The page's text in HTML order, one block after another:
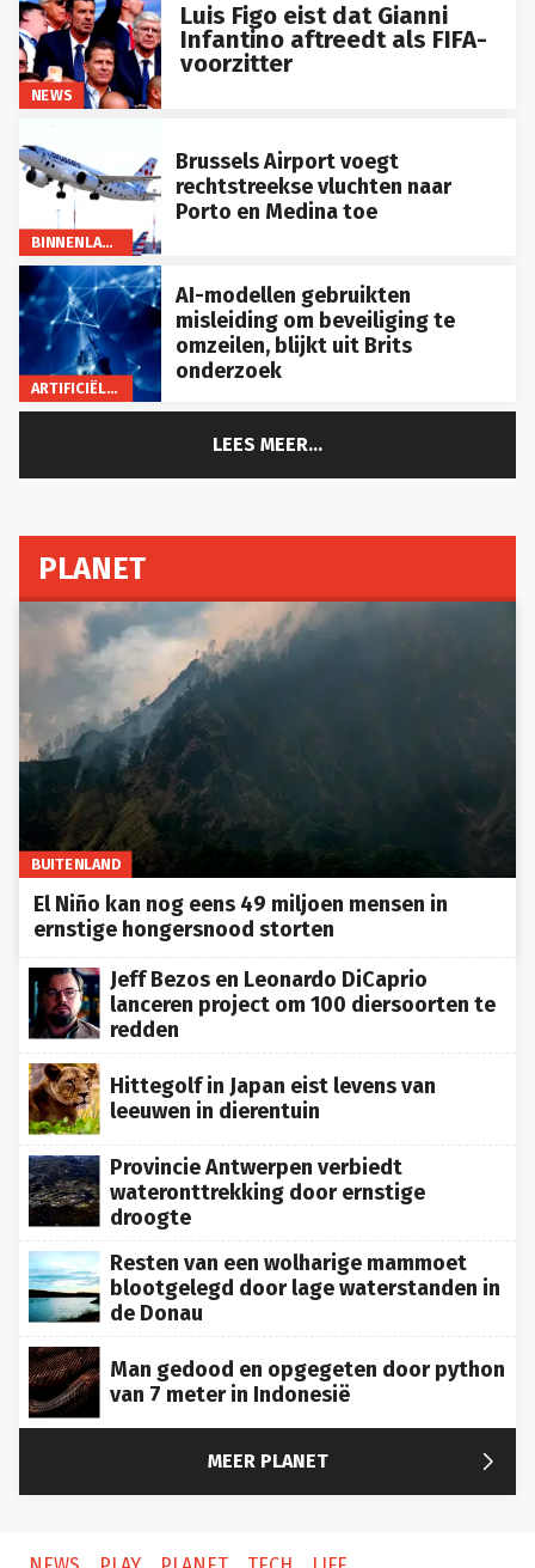
NEWS
Luis Figo eist dat Gianni
Infantino aftreedt als FIFA-
voorzitter
BINNENLAND
Brussels Airport voegt
rechtstreekse vluchten naar
Porto en Medina toe
ARTIFICIËLE INTELLIGENTIE
AI-modellen gebruikten
misleiding om beveiliging te
omzeilen, blijkt uit Brits
onderzoek
LEES MEER...
PLANET
BUITENLAND
El Niño kan nog eens 49 miljoen mensen in
ernstige hongersnood storten
Jeff Bezos en Leonardo DiCaprio
lanceren project om 100 diersoorten te
redden
Hittegolf in Japan eist levens van
leeuwen in dierentuin
Provincie Antwerpen verbiedt
wateronttrekking door ernstige
droogte
Resten van een wolharige mammoet
blootgelegd door lage waterstanden in
de Donau
Man gedood en opgegeten door python
van 7 meter in Indonesië
MEER PLANET 